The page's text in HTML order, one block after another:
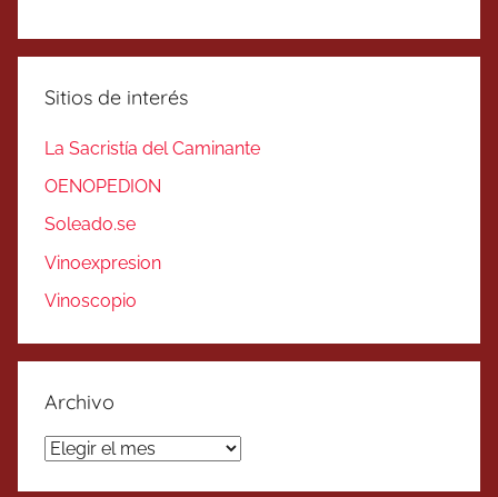
Sitios de interés
La Sacristía del Caminante
OENOPEDION
Soleado.se
Vinoexpresion
Vinoscopio
Archivo
Archivo